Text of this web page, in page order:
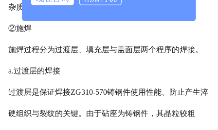
杂质，防止产生未熔合、气孔等缺陷。
②施焊
施焊过程分为过渡层、填充层与盖面层两个程序的焊接。
a.过渡层的焊接
过渡层是保证焊接ZG310-570铸钢件使用性能、防止产生淬
硬组织与裂纹的关键。由于砧座为铸钢件，其晶粒较粗